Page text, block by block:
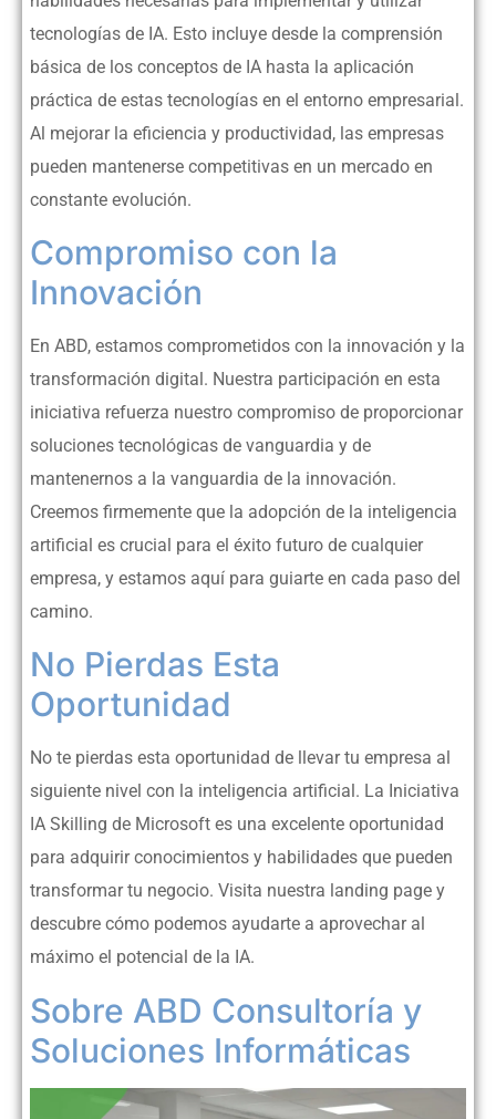
tecnologías de IA. Esto incluye desde la comprensión
básica de los conceptos de IA hasta la aplicación
práctica de estas tecnologías en el entorno empresarial.
Al mejorar la eficiencia y productividad, las empresas
pueden mantenerse competitivas en un mercado en
constante evolución.
Compromiso con la
Innovación
En ABD, estamos comprometidos con la innovación y la
transformación digital. Nuestra participación en esta
iniciativa refuerza nuestro compromiso de proporcionar
soluciones tecnológicas de vanguardia y de
mantenernos a la vanguardia de la innovación.
Creemos firmemente que la adopción de la inteligencia
artificial es crucial para el éxito futuro de cualquier
empresa, y estamos aquí para guiarte en cada paso del
camino.
No Pierdas Esta
Oportunidad
No te pierdas esta oportunidad de llevar tu empresa al
siguiente nivel con la inteligencia artificial. La Iniciativa
IA Skilling de Microsoft es una excelente oportunidad
para adquirir conocimientos y habilidades que pueden
transformar tu negocio. Visita nuestra landing page y
descubre cómo podemos ayudarte a aprovechar al
máximo el potencial de la IA.
Sobre ABD Consultoría y
Soluciones Informáticas